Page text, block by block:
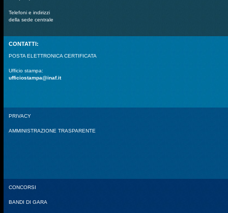
Telefoni e indirizzi
della sede centrale
CONTATTI:
POSTA ELETTRONICA CERTIFICATA
Ufficio stampa:
ufficiostampa@inaf.it
PRIVACY
AMMINISTRAZIONE TRASPARENTE
CONCORSI
BANDI DI GARA